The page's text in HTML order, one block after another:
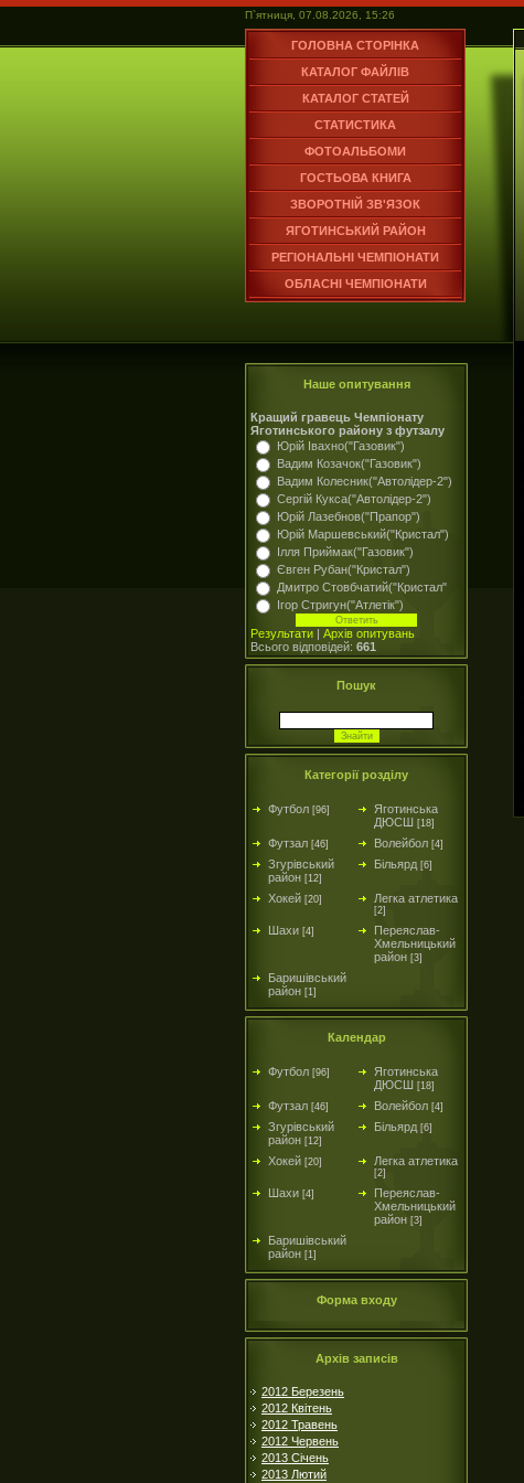
П`ятниця, 07.08.2026, 15:26
ГОЛОВНА СТОРІНКА
КАТАЛОГ ФАЙЛІВ
КАТАЛОГ СТАТЕЙ
СТАТИСТИКА
ФОТОАЛЬБОМИ
ГОСТЬОВА КНИГА
ЗВОРОТНІЙ ЗВ'ЯЗОК
ЯГОТИНСЬКИЙ РАЙОН
РЕГІОНАЛЬНІ ЧЕМПІОНАТИ
ОБЛАСНІ ЧЕМПІОНАТИ
Наше опитування
Кращий гравець Чемпіонату
Яготинського району з футзалу
Юрій Івахно("Газовик")
Вадим Козачок("Газовик")
Вадим Колесник("Автолідер-2")
Сергій Кукса("Автолідер-2")
Юрій Лазебнов("Прапор")
Юрій Маршевський("Кристал")
Ілля Приймак("Газовик")
Євген Рубан("Кристал")
Дмитро Стовбчатий("Кристал"
Ігор Стригун("Атлетік")
Результати | Архів опитувань
Всього відповідей: 661
Пошук
Категорії розділу
Футбол [96]
Яготинська
ДЮСШ [18]
Футзал [46] Волейбол [4]
Згурівський
район [12]
Більярд [6]
Хокей [20] Легка атлетика
[2]
Шахи [4]
Переяслав-
Хмельницький
район [3]
Баришівський
район [1]
Календар
Футбол [96]
Яготинська
ДЮСШ [18]
Футзал [46] Волейбол [4]
Згурівський
район [12]
Більярд [6]
Хокей [20] Легка атлетика
[2]
Шахи [4]
Переяслав-
Хмельницький
район [3]
Баришівський
район [1]
Форма входу
Архів записів
2012 Березень
2012 Квітень
2012 Травень
2012 Червень
2013 Січень
2013 Лютий